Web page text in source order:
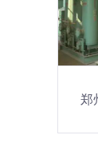
郑